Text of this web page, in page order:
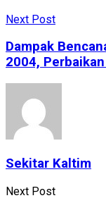
Next Post
Dampak
2004,
Sekitar Kaltim
Next Post